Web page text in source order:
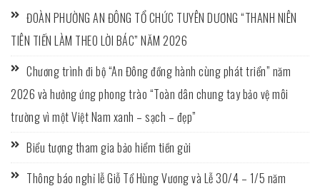
ĐOÀN PHƯỜNG AN ĐÔNG TỔ CHỨC TUYÊN DƯƠNG “THANH NIÊN
TIÊN TIẾN LÀM THEO LỜI BÁC” NĂM 2026
Chương trình đi bộ “An Đông đồng hành cùng phát triển” năm
2026 và hưởng ứng phong trào “Toàn dân chung tay bảo vệ môi
trường vì một Việt Nam xanh – sạch – đẹp”
Biểu tượng tham gia bảo hiểm tiền gửi
Thông báo nghỉ lễ Giỗ Tổ Hùng Vương và Lễ 30/4 – 1/5 năm